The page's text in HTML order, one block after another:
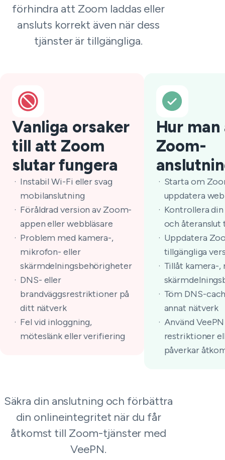
förhindra att Zoom laddas eller
ansluts korrekt även när dess
tjänster är tillgängliga.
Vanliga orsaker
till att Zoom
slutar fungera
Instabil Wi-Fi eller svag
mobilanslutning
Föråldrad version av Zoom-
appen eller webbläsare
Problem med kamera-,
mikrofon- eller
skärmdelningsbehörigheter
DNS- eller
brandväggsrestriktioner på
ditt nätverk
Fel vid inloggning,
möteslänk eller verifiering
Hur
Zoom-
Starta om
uppdatera
Kontrollera
och återanslut
Uppdatera
tillgängliga
Tillåt kamera-
Töm DNS-
annat nätverk
Använd
restriktioner
påverkar
Säkra din anslutning och förbättra
din onlineintegritet när du får
åtkomst till Zoom-tjänster med
VeePN.